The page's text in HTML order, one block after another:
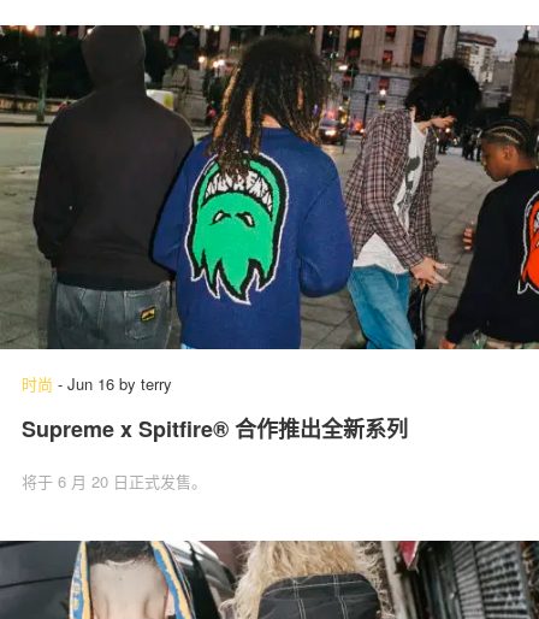
时尚 - Jun 16 by terry
Supreme x Spitfire® 合作推出全新系列
将于 6 月 20 日正式发售。